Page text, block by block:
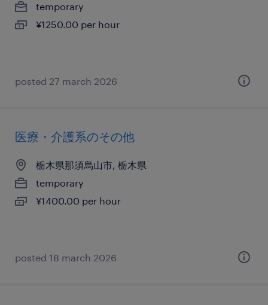
temporary
¥1250.00 per hour
posted 27 march 2026
医療・介護系のその他
栃木県那須烏山市, 栃木県
temporary
¥1400.00 per hour
posted 18 march 2026